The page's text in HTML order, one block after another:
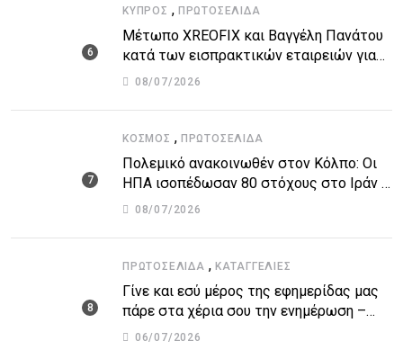
ΚΎΠΡΟΣ , ΠΡΩΤΟΣΈΛΙΔΑ
Μέτωπο XREOFIX και Βαγγέλη Πανάτου
κατά των εισπρακτικών εταιρειών για
την προστασία των δανειοληπτών
08/07/2026
ΚΌΣΜΟΣ , ΠΡΩΤΟΣΈΛΙΔΑ
Πολεμικό ανακοινωθέν στον Κόλπο: Οι
ΗΠΑ ισοπέδωσαν 80 στόχους στο Ιράν –
Μπαράζ επιθέσεων σε αμερικανικές
08/07/2026
ΠΡΩΤΟΣΈΛΙΔΑ , ΚΑΤΑΓΓΕΛΙΕΣ
Γίνε και εσύ μέρος της εφημερίδας μας
πάρε στα χέρια σου την ενημέρωση –
στείλε το δικό σου άρθρο την δική σου
06/07/2026